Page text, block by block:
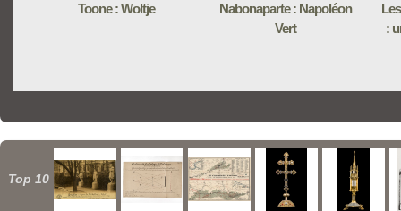
Toone : Woltje
Nabonaparte : Napoléon
Vert
:
Top 10